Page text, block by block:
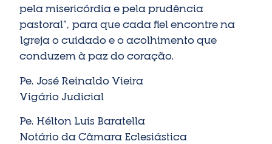
pela misericórdia e pela prudência
pastoral”, para que cada fiel encontre na
Igreja o cuidado e o acolhimento que
conduzem à paz do coração.
Pe. José Reinaldo Vieira
Vigário Judicial
Pe. Hélton Luis Baratella
Notário da Câmara Eclesiástica